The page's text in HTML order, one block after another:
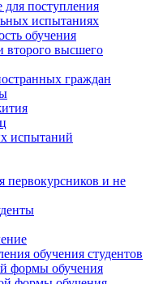
поступления
испытаниях
обучения
высшего
граждан
испытаний
первокурсников и не
обучения студентов
формы обучения